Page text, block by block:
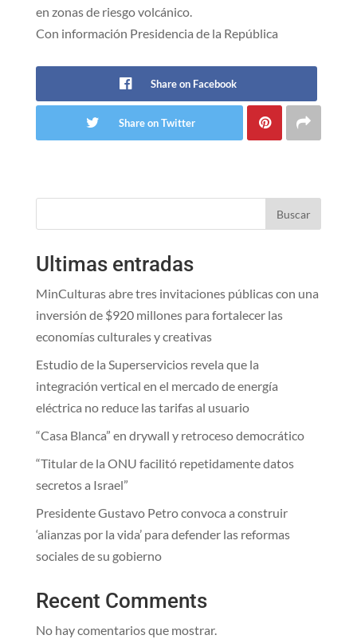
en zonas de riesgo volcánico.
Con información Presidencia de la República
Share on Facebook
Share on Twitter
Buscar
Ultimas entradas
MinCulturas abre tres invitaciones públicas con una
inversión de $920 millones para fortalecer las
economías culturales y creativas
Estudio de la Superservicios revela que la
integración vertical en el mercado de energía
eléctrica no reduce las tarifas al usuario
“Casa Blanca” en drywall y retroceso democrático
“Titular de la ONU facilitó repetidamente datos
secretos a Israel”
Presidente Gustavo Petro convoca a construir
‘alianzas por la vida’ para defender las reformas
sociales de su gobierno
Recent Comments
No hay comentarios que mostrar.